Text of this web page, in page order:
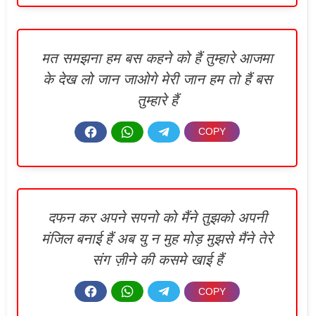
मत समझना हम बस कहने को हैं तुम्हारे आजमा
के देख लो जान जाओगे मेरी जान हम तो हैं बस
तुम्हारे हैं
दफन कर अपने सपनो को मैंने तुझको अपनी
मंजिल बनाई हैं अब यु न मुह मोड़ मुझसे मैंने तेरे
संग ज़ीने की कसमे खाई हैं